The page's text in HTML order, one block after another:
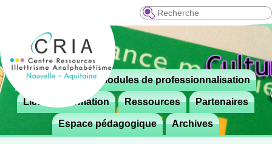
Recherche
Menu
principal
Aller
contenu
principal
 Le CRIA Modules de professionnalisation
Lieux de formation Ressources Partenaires
Espace pédagogique Archives